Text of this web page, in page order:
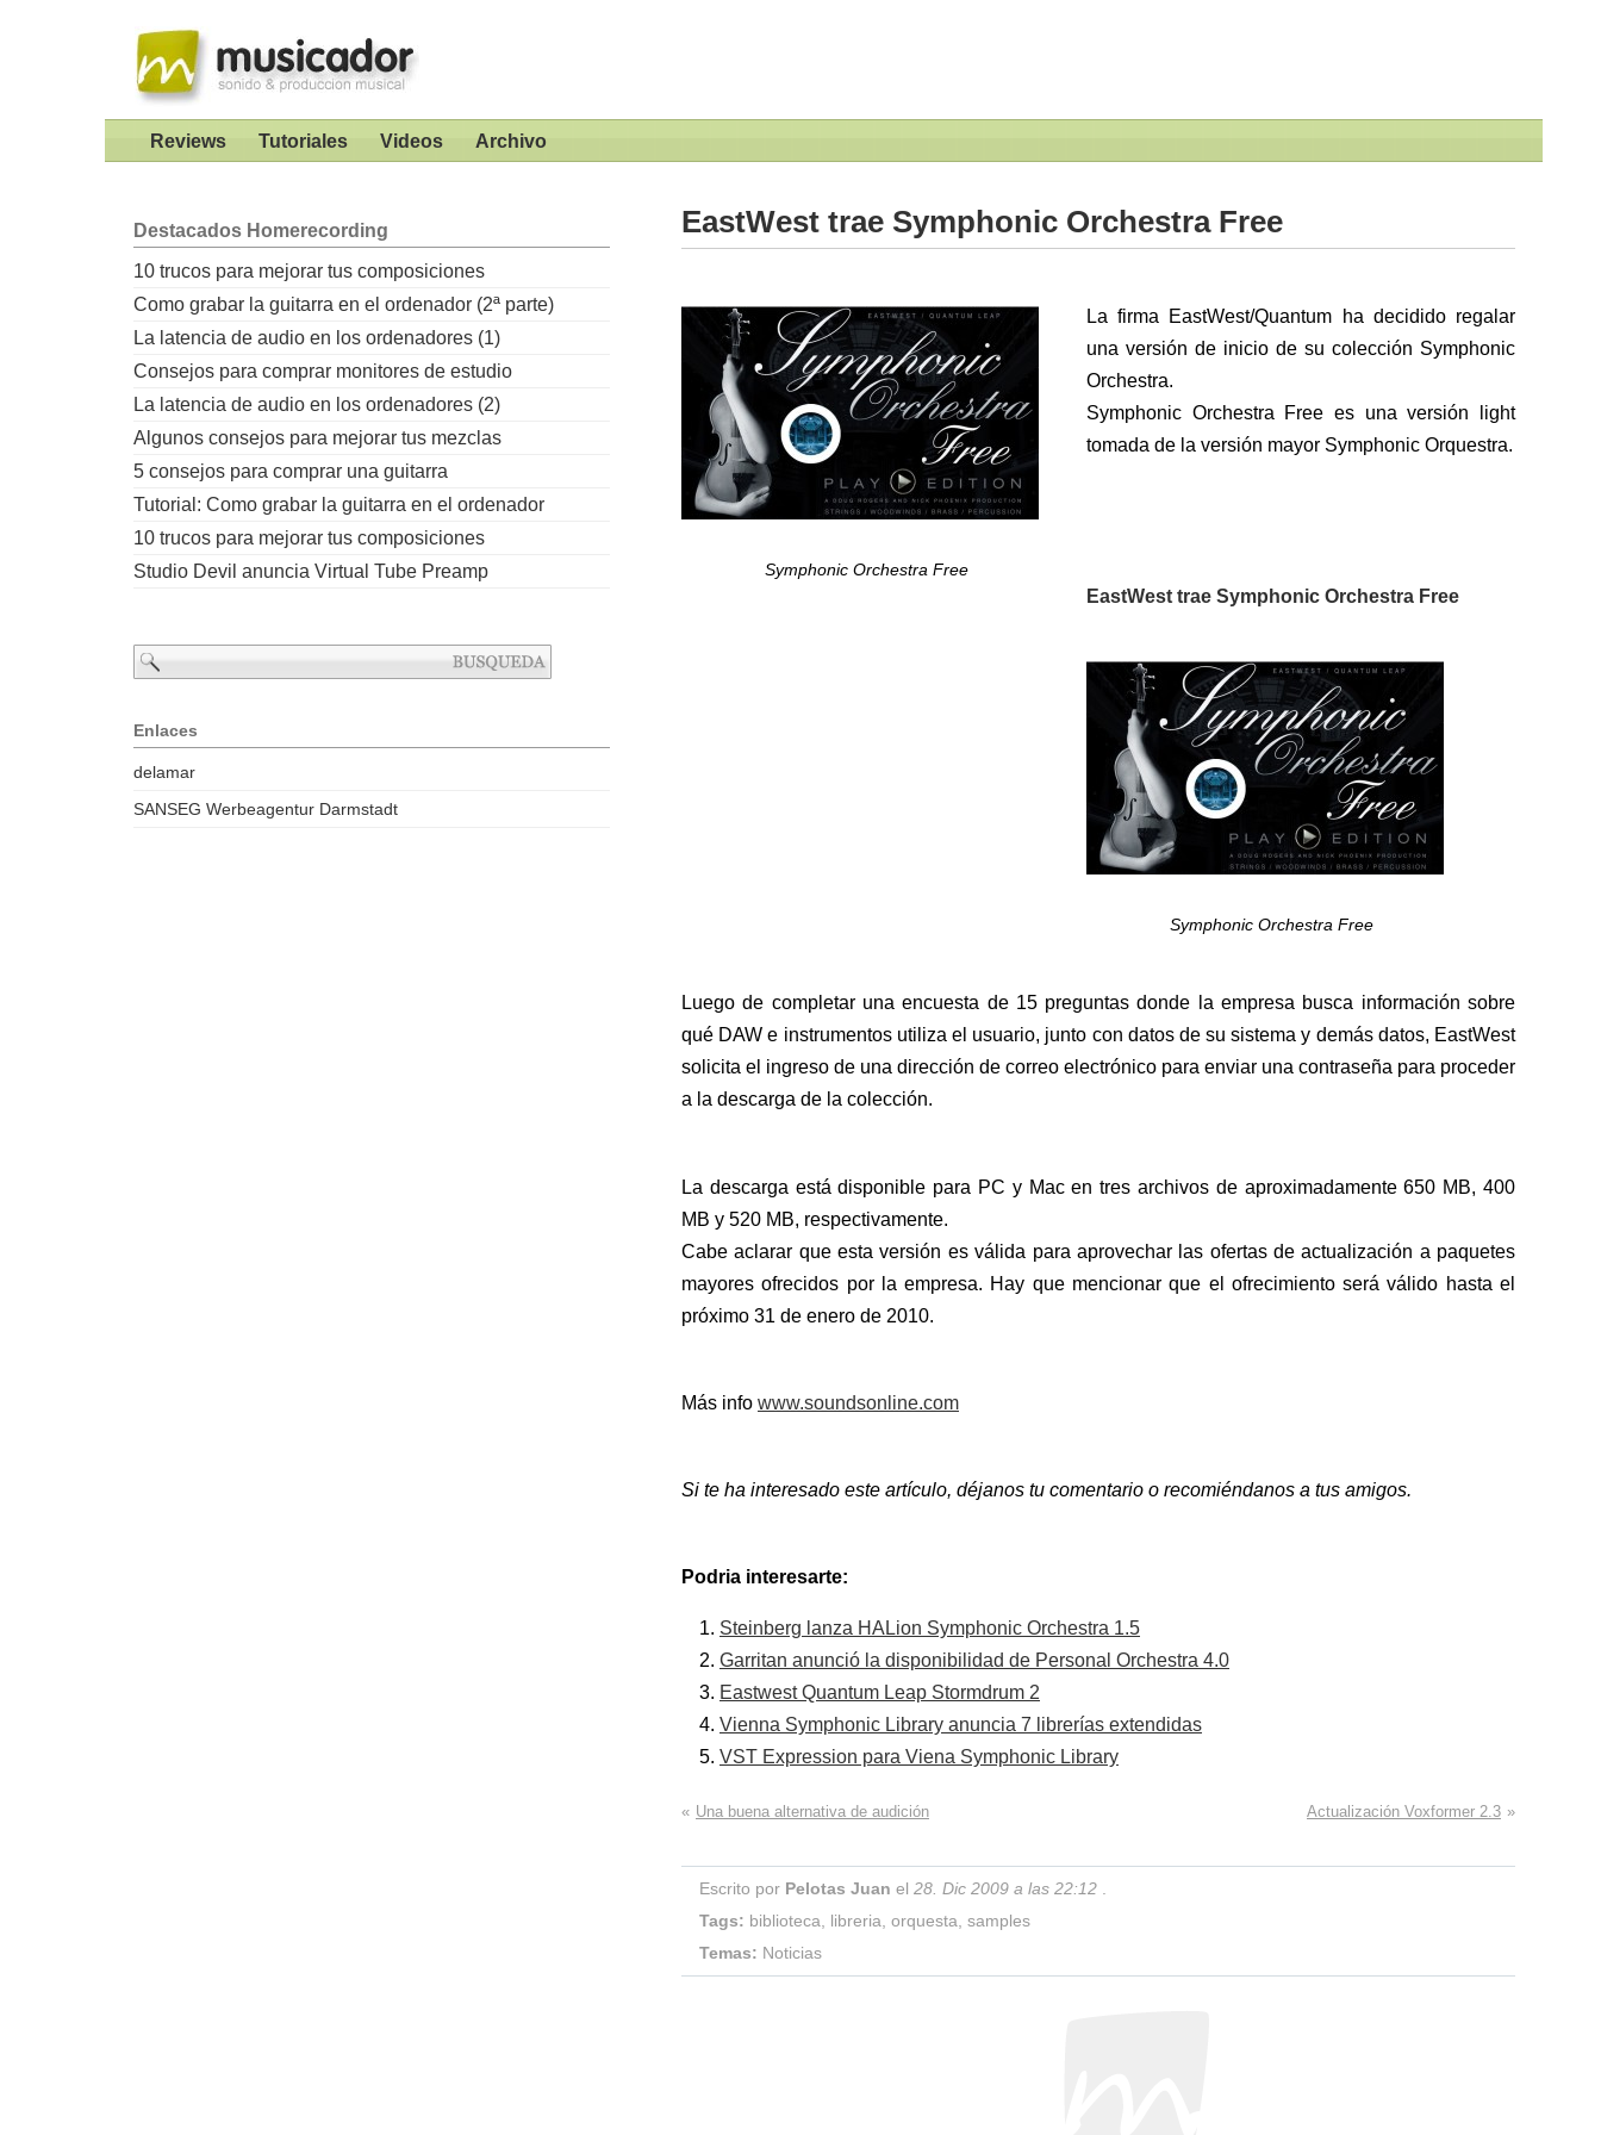
EastWest trae Symphonic Orchestra Free
Symphonic Orchestra Free
La firma EastWest/Quantum ha decidido regalar
una versión de inicio de su colección Symphonic
Orchestra.
Symphonic Orchestra Free es una versión light
tomada de la versión mayor Symphonic Orquestra.
EastWest trae Symphonic Orchestra Free
Symphonic Orchestra Free
Luego de completar una encuesta de 15 preguntas donde la empresa busca información sobre
qué DAW e instrumentos utiliza el usuario, junto con datos de su sistema y demás datos, EastWest
solicita el ingreso de una dirección de correo electrónico para enviar una contraseña para proceder
a la descarga de la colección.
La descarga está disponible para PC y Mac en tres archivos de aproximadamente 650 MB, 400
MB y 520 MB, respectivamente.
Cabe aclarar que esta versión es válida para aprovechar las ofertas de actualización a paquetes
mayores ofrecidos por la empresa. Hay que mencionar que el ofrecimiento será válido hasta el
próximo 31 de enero de 2010.
Más info www.soundsonline.com
Si te ha interesado este artículo, déjanos tu comentario o recomiéndanos a tus amigos.
Podria interesarte:
Steinberg lanza HALion Symphonic Orchestra 1.5
Garritan anunció la disponibilidad de Personal Orchestra 4.0
Eastwest Quantum Leap Stormdrum 2
Vienna Symphonic Library anuncia 7 librerías extendidas
VST Expression para Viena Symphonic Library
« Una buena alternativa de audición Actualización Voxformer 2.3 »
Escrito por Pelotas Juan el 28. Dic 2009 a las 22:12
Tags: biblioteca libreria orquesta samples
Temas: Noticias
Reviews Tutoriales Videos Archivo
Destacados Homerecording
10 trucos para mejorar tus composiciones
Como grabar la guitarra en el ordenador (2ª parte)
La latencia de audio en los ordenadores (1)
Consejos para comprar monitores de estudio
La latencia de audio en los ordenadores (2)
Algunos consejos para mejorar tus mezclas
5 consejos para comprar una guitarra
Tutorial: Como grabar la guitarra en el ordenador
10 trucos para mejorar tus composiciones
Studio Devil anuncia Virtual Tube Preamp
Enlaces
delamar
SANSEG Werbeagentur Darmstadt